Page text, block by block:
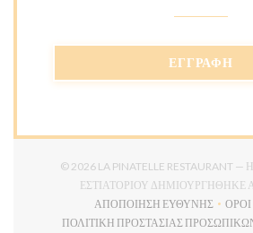
ΕΓΓΡΑΦΉ
© 2026 LA PINATELLE RESTAURANT
ΕΣΤΙΑΤΟΡΊΟΥ ΔΗΜΙΟΥΡΓΉΘΗΚΕ
ΑΠΟΠΟΊΗΣΗ ΕΥΘΎΝΗΣ
((ΑΝΟΊΓΕΙ ΣΕ ΝΈΟ
ΠΟΛΙΤΙΚΉ ΠΡΟΣΤΑΣΊΑΣ